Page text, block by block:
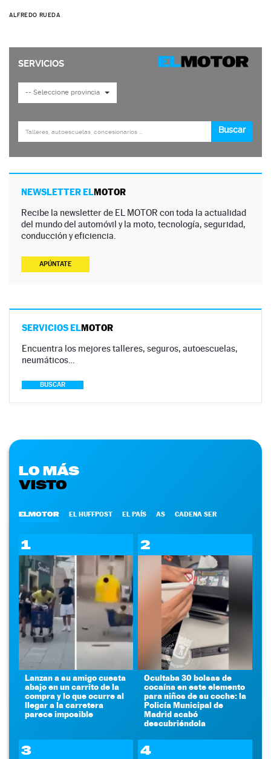
ALFREDO RUEDA
NEWSLETTER ELMOTOR
Recibe la newsletter de EL MOTOR con toda la actualidad
del mundo del automóvil y la moto, tecnología, seguridad,
conducción y eficiencia.
APÚNTATE
SERVICIOS ELMOTOR
Encuentra los mejores talleres, seguros, autoescuelas,
neumáticos…
BUSCAR
LO MÁS
VISTO
ELMOTOR EL HUFFPOST EL PAÍS AS CADENA SER
1
Lanzan a su amigo cuesta
abajo en un carrito de la
compra y lo que ocurre al
llegar a la carretera
parece imposible
2
Ocultaba 30 bolsas de
cocaína en este elemento
para niños de su coche: la
Policía Municipal de
Madrid acabó
descubriéndola
3 4